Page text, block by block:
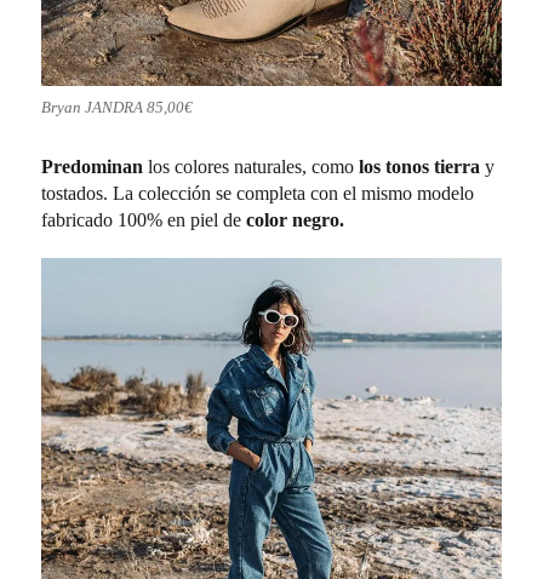
Bryan JANDRA 85,00€
Predominan los colores naturales, comolos tonos tierra y
tostados. La colección se completa con el mismo modelo
fabricado 100% en piel decolor negro.